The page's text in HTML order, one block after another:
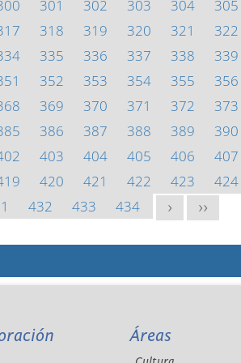
301 302 303 304 305
318 319 320 321 322
335 336 337 338 339
352 353 354 355 356
369 370 371 372 373
386 387 388 389 390
403 404 405 406 407
420 421 422 423 424
432 433 434 > >>
Áreas